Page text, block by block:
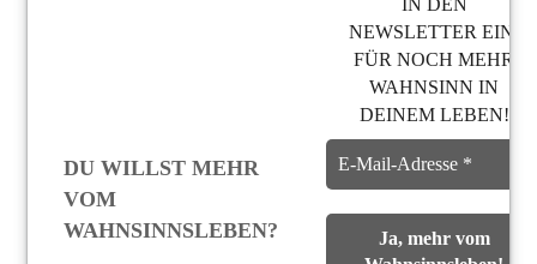
DU WILLST MEHR
VOM
WAHNSINNSLEBEN?
NEWSLETTER EIN,
FÜR NOCH MEHR
WAHNSINN IN
DEINEM LEBEN!